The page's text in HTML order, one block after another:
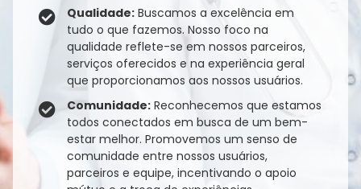
Qualidade: Buscamos a excelência em
tudo o que fazemos. Nosso foco na
qualidade reflete-se em nossos parceiros,
serviços oferecidos e na experiência geral
que proporcionamos aos nossos usuários.
Comunidade: Reconhecemos que estamos
todos conectados em busca de um bem-
estar melhor. Promovemos um senso de
comunidade entre nossos usuários,
parceiros e equipe, incentivando o apoio